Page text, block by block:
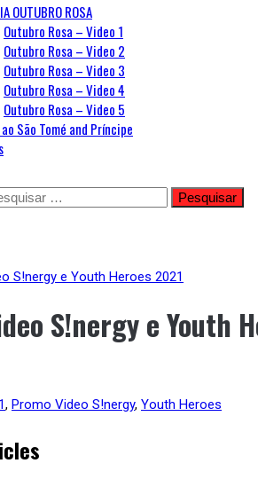
OUTUBRO ROSA
Outubro Rosa – Video 1
Outubro Rosa – Video 2
Outubro Rosa – Video 3
Outubro Rosa – Video 4
Outubro Rosa – Video 5
São Tomé and Príncipe
S!nergy e Youth Heroes 2021
S!nergy e Youth
, Promo Video S!nergy, Youth Heroes